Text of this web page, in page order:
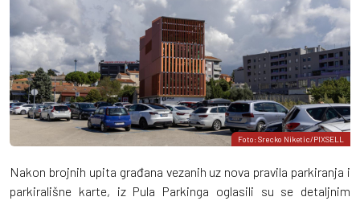
Foto: Srecko Niketic/PIXSELL
Nakon brojnih upita građana vezanih uz nova pravila parkiranja i
parkirališne karte, iz Pula Parkinga oglasili su se detaljnim